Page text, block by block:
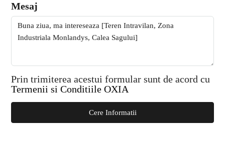
Mesaj
Prin trimiterea acestui formular sunt de acord cu
Termenii si Conditiile OXIA
Cere Informatii